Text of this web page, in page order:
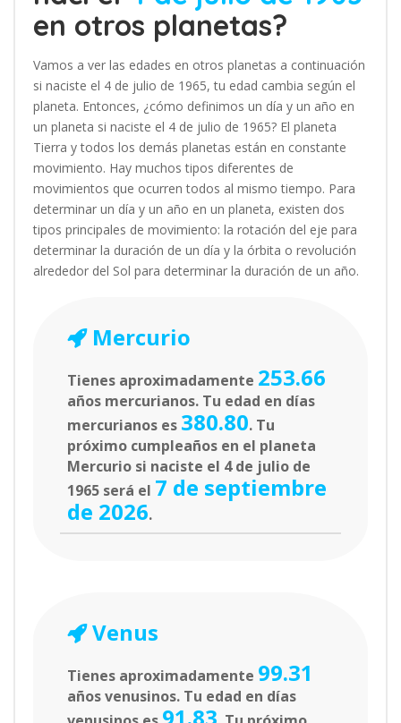
en otros planetas?
Vamos a ver las edades en otros planetas a continuación
si naciste el 4 de julio de 1965, tu edad cambia según el
planeta. Entonces, ¿cómo definimos un día y un año en
un planeta si naciste el 4 de julio de 1965? El planeta
Tierra y todos los demás planetas están en constante
movimiento. Hay muchos tipos diferentes de
movimientos que ocurren todos al mismo tiempo. Para
determinar un día y un año en un planeta, existen dos
tipos principales de movimiento: la rotación del eje para
determinar la duración de un día y la órbita o revolución
alrededor del Sol para determinar la duración de un año.
Mercurio
Tienes aproximadamente 253.66
años mercurianos. Tu edad en días
mercurianos es 380.80. Tu
próximo cumpleaños en el planeta
Mercurio si naciste el 4 de julio de
1965 será el 7 de septiembre
de 2026.
Venus
Tienes aproximadamente 99.31
años venusinos. Tu edad en días